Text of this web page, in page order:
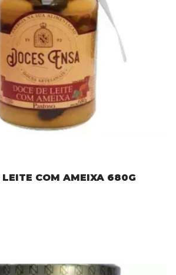
LEITE COM AMEIXA 680G